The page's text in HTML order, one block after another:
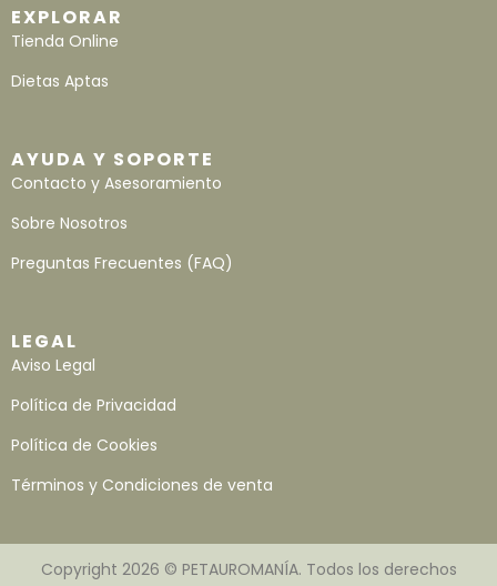
EXPLORAR
Tienda Online
Dietas Aptas
AYUDA Y SOPORTE
Contacto y Asesoramiento
Sobre Nosotros
Preguntas Frecuentes (FAQ)
LEGAL
Aviso Legal
Política de Privacidad
Política de Cookies
Términos y Condiciones de venta
Copyright 2026 © PETAUROMANÍA. Todos los derechos